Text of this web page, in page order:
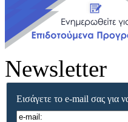
Newsletter
Εισάγετε το e-mail σας για